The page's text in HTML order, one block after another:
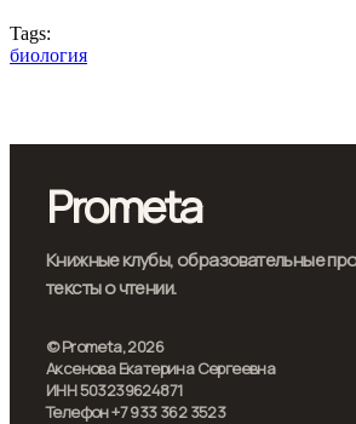
Tags:
биология
Prometa
Книжные клубы, образовательные
тексты о чтении.
© Prometa, 2026
Аксенова Екатерина Сергеевна
ИНН 503239624871
Телефон +7 933 362 3523